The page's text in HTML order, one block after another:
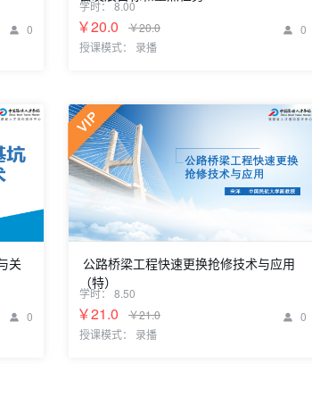

0
专题一：全国两会精神解读及2025年福建经济
社会发展目标和重点任务
学时：8.00
￥20.0 ￥20.0 
0
授课模式： 录播
关

0
公路桥梁工程快速更换抢修技术与应用
（特）
宋洋 中国民航大学副教授
学时： 8.50
￥21.0 ￥21.0 
0
授课模式： 录播